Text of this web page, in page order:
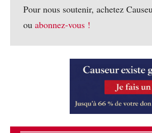
Pour nous soutenir, achetez
ou abonnez-vous !